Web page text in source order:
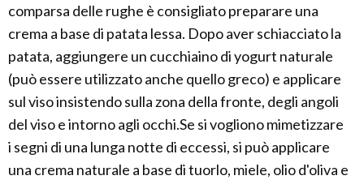
comparsa delle rughe è consigliato preparare una
crema a base di patata lessa. Dopo aver schiacciato la
patata, aggiungere un cucchiaino di yogurt naturale
(può essere utilizzato anche quello greco) e applicare
sul viso insistendo sulla zona della fronte, degli angoli
del viso e intorno agli occhi.Se si vogliono mimetizzare
i segni di una lunga notte di eccessi, si può applicare
una crema naturale a base di tuorlo, miele, olio d'oliva e